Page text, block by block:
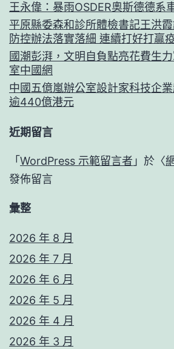
王永偉：暴雨OSDER奧斯德德系
平原縣委森和診所體檢書記王洪
防控辦法落實落細 連續打好打贏
國潮彭湃，文明自負點亮花費生
室中國網
中國五億嵐辦公室設計家科技企
逾440億港元
近期留言
「 WordPress 示範留言者 」於〈
發佈留言
彙整
2026 年 8 月
2026 年 7 月
2026 年 6 月
2026 年 5 月
2026 年 4 月
2026 年 3 月